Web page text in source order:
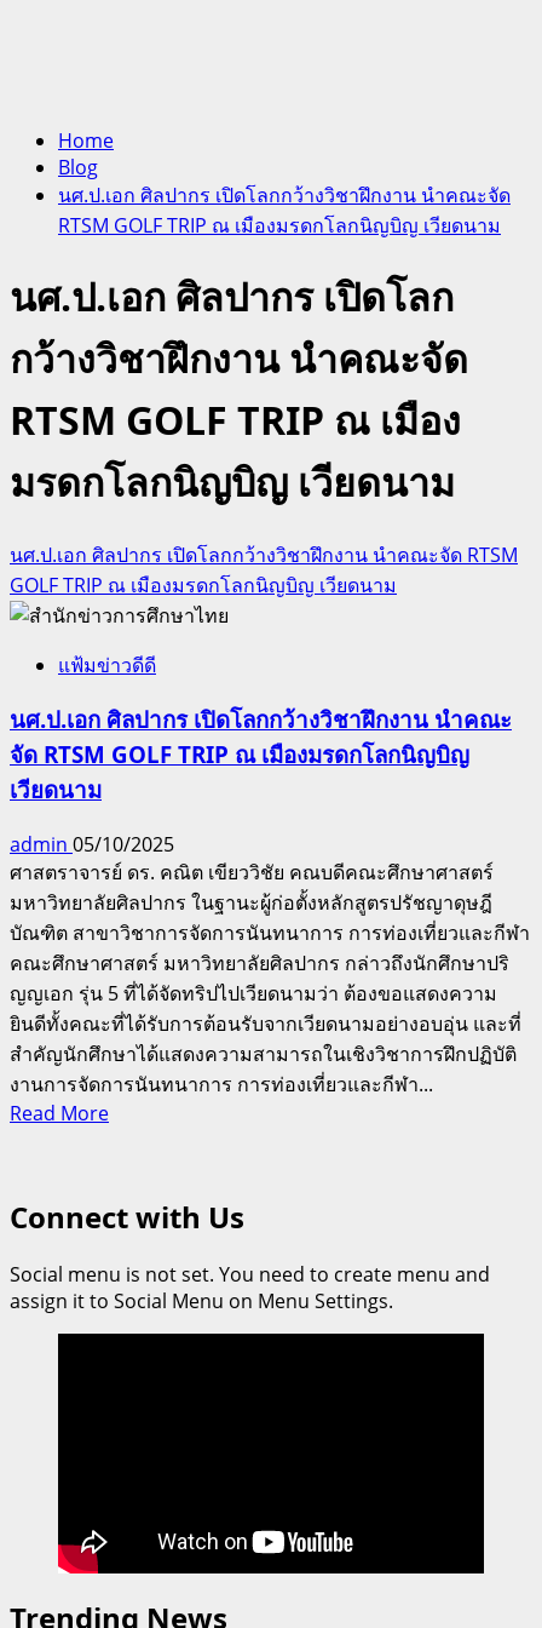
Home
Blog
นศ.ป.เอก ศิลปากร เปิดโลกกว้างวิชาฝึกงาน นำคณะจัด
RTSM GOLF TRIP ณ เมืองมรดกโลกนิญบิญ เวียดนาม
นศ.ป.เอก ศิลปากร เปิดโลก
กว้างวิชาฝึกงาน นำคณะจัด
RTSM GOLF TRIP ณ เมือง
มรดกโลกนิญบิญ เวียดนาม
นศ.ป.เอก ศิลปากร เปิดโลกกว้างวิชาฝึกงาน นำคณะจัด RTSM
GOLF TRIP ณ เมืองมรดกโลกนิญบิญ เวียดนาม
แฟ้มข่าวดีดี
นศ.ป.เอก ศิลปากร เปิดโลกกว้างวิชาฝึกงาน นำคณะ
จัด RTSM GOLF TRIP ณ เมืองมรดกโลกนิญบิญ
เวียดนาม
admin 05/10/2025
ศาสตราจารย์ ดร. คณิต เขียววิชัย คณบดีคณะศึกษาศาสตร์
มหาวิทยาลัยศิลปากร ในฐานะผู้ก่อตั้งหลักสูตรปรัชญาดุษฎี
บัณฑิต สาขาวิชาการจัดการนันทนาการ การท่องเที่ยวและกีฬา
คณะศึกษาศาสตร์ มหาวิทยาลัยศิลปากร กล่าวถึงนักศึกษาปริ
ญญเอก รุ่น 5 ที่ได้จัดทริปไปเวียดนามว่า ต้องขอแสดงความ
ยินดีทั้งคณะที่ได้รับการต้อนรับจากเวียดนามอย่างอบอุ่น และที่
สำคัญนักศึกษาได้แสดงความสามารถในเชิงวิชาการฝึกปฏิบัติ
งานการจัดการนันทนาการ การท่องเที่ยวและกีฬา...
Read MoreRead
ศิลปากร
โลก
กว้าง
ณ
Connect with Us
Social menu is not set. You need to create menu and
assign it to Social Menu on Menu Settings.
Trending News